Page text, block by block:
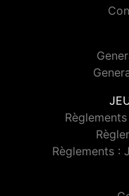
Règlements :